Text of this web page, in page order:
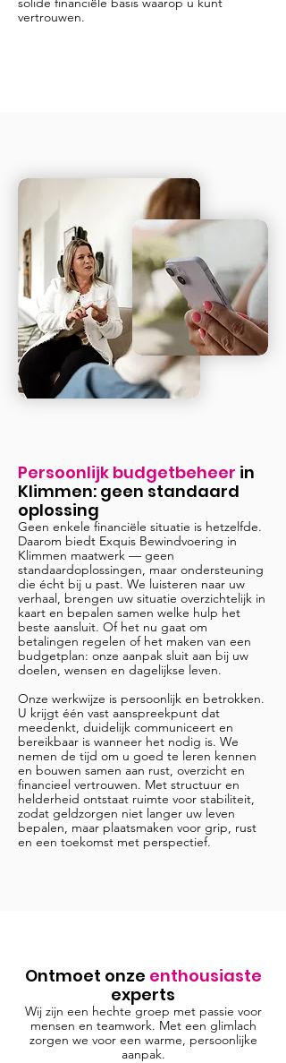
vertrouwen.
Persoonlijk budgetbeheer in
Klimmen: geen standaard
oplossing
Geen enkele financiële situatie is hetzelfde.
Daarom biedt Exquis Bewindvoering in
Klimmen maatwerk — geen
standaardoplossingen, maar ondersteuning
die écht bij u past. We luisteren naar uw
verhaal, brengen uw situatie overzichtelijk in
kaart en bepalen samen welke hulp het
beste aansluit. Of het nu gaat om
betalingen regelen of het maken van een
budgetplan: onze aanpak sluit aan bij uw
doelen, wensen en dagelijkse leven.
Onze werkwijze is persoonlijk en betrokken.
U krijgt één vast aanspreekpunt dat
meedenkt, duidelijk communiceert en
bereikbaar is wanneer het nodig is. We
nemen de tijd om u goed te leren kennen
en bouwen samen aan rust, overzicht en
financieel vertrouwen. Met structuur en
helderheid ontstaat ruimte voor stabiliteit,
zodat geldzorgen niet langer uw leven
bepalen, maar plaatsmaken voor grip, rust
en een toekomst met perspectief.
Ontmoet onze enthousiaste
experts
Wij zijn een hechte groep met passie voor
mensen en teamwork. Met een glimlach
zorgen we voor een warme, persoonlijke
aanpak.